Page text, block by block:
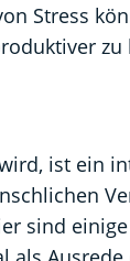
Stress
zu
ist ein
sind